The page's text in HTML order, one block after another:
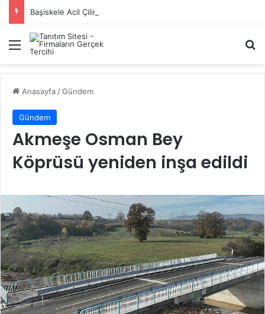
Başiskele Acil Çilingir Hizmeti İçin Doğru Adres Neresi?
Menü
Anasayfa /Gündem
Gündem
Akmeşe Osman Bey
Köprüsü yeniden inşa edildi